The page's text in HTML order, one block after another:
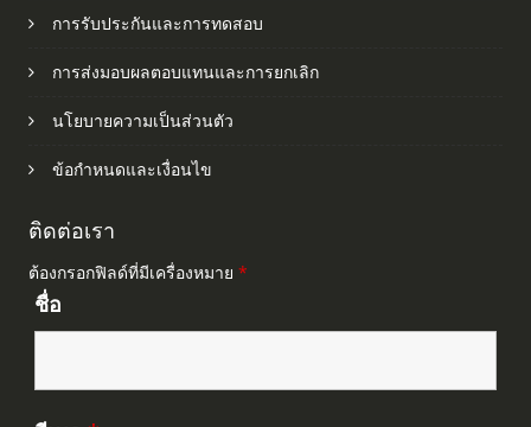
การรับประกันและการทดสอบ
การส่งมอบผลตอบแทนและการยกเลิก
นโยบายความเป็นส่วนตัว
ข้อกำหนดและเงื่อนไข
ติดต่อเรา
ต้องกรอกฟิลด์ที่มีเครื่องหมาย *
ชื่อ